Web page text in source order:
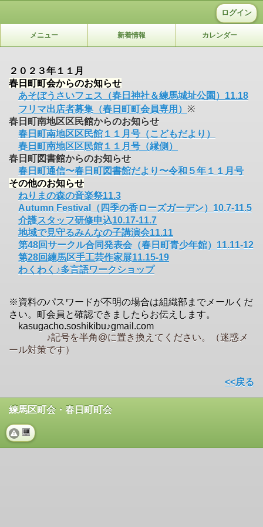
ログイン
メニュー 新着情報 カレンダー
２０２３年１１月
春日町町会からのお知らせ
あそぼうさいフェス（春日神社＆練馬城址公園）11.18
フリマ出店者募集（春日町町会員専用） ※
春日町南地区区民館からのお知らせ
春日町南地区区民館１１月号（こどもだより）
春日町南地区区民館１１月号（縁側）
春日町図書館からのお知らせ
春日町通信〜春日町図書館だより〜令和５年１１月号
その他のお知らせ
ねりまの森の音楽祭11.3
Autumn Festival（四季の香ローズガーデン）10.7-11.5
介護スタッフ研修申込10.17-11.7
地域で見守るみんなの子講演会11.11
第48回サークル合同発表会（春日町青少年館）11.11-12
第28回練馬区手工芸作家展11.15-19
わくわく♪多言語ワークショップ
※資料のパスワードが不明の場合は組織部までメールくだ
さい。町会員と確認できましたらお伝えします。
kasugacho.soshikibu♪gmail.com
♪記号を半角@に置き換えてください。（迷惑メ
ール対策です）
<<戻る
練馬区町会・春日町町会